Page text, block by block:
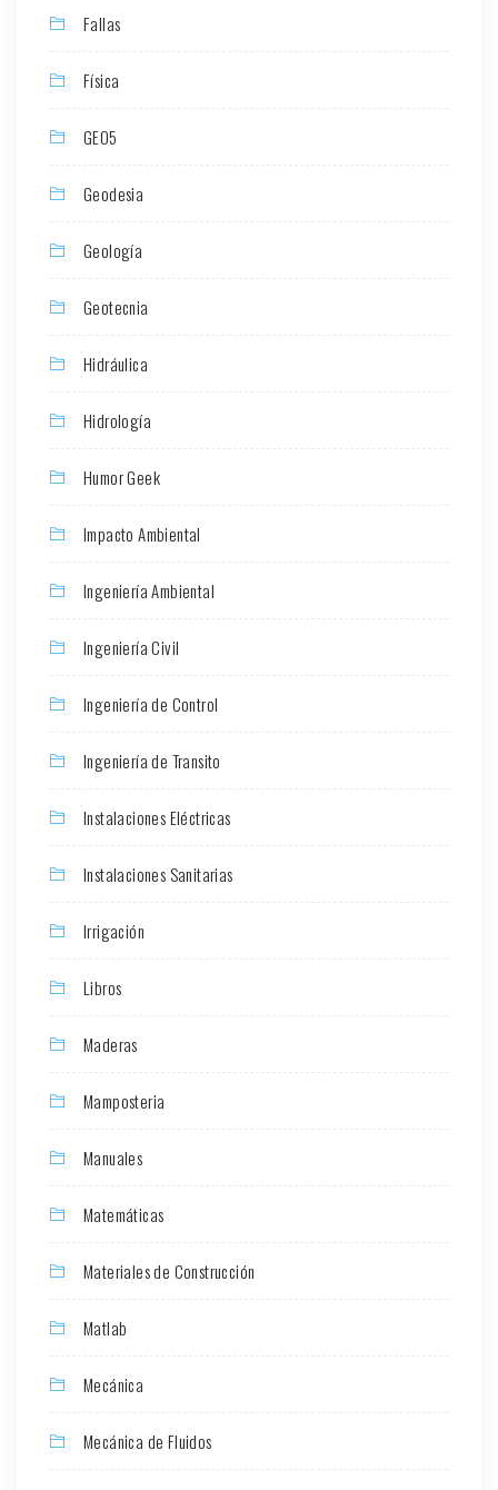
Fallas
Física
GEO5
Geodesia
Geología
Geotecnia
Hidráulica
Hidrología
Humor Geek
Impacto Ambiental
Ingeniería Ambiental
Ingeniería Civil
Ingeniería de Control
Ingeniería de Transito
Instalaciones Eléctricas
Instalaciones Sanitarias
Irrigación
Libros
Maderas
Mamposteria
Manuales
Matemáticas
Materiales de Construcción
Matlab
Mecánica
Mecánica de Fluidos